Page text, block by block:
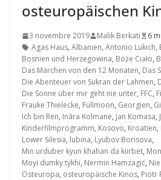
osteuropäischen
3 novembre 2019 Malik Berkati
6
Agas Haus, Albanien, Antonio Lukich,
Bosnien und Herzegowina, Boże Ciało,
Das Märchen von den 12 Monaten, Das
Die Abenteuer von Sukran der Lahmen,
Die Sonne über mir geht nie unter, FFC,
Frauke Thielecke, Fullmoon, Georgien,
Ich bin Ren, Ināra Kolmane, Jan Komasa,
Kinderfilmprogramm, Kosovo, Kroatien,
Lower Silesia, lubina, Lyubov Borisova,
Min urduber kyun khahan da kiirbet,
Moyi dumky tykhi, Nermin Hamzagić,
Osteuropa, osteuropäische Kinos, Piotr